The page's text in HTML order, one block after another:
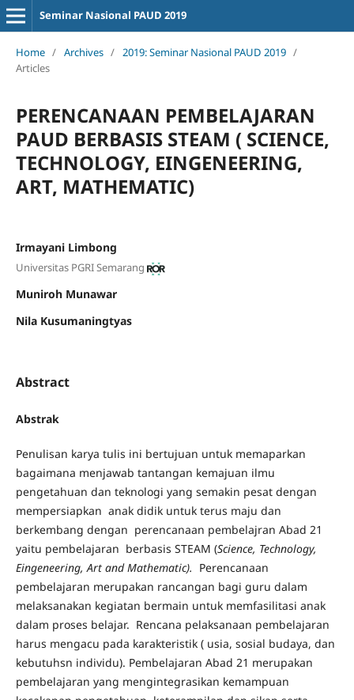
Seminar Nasional PAUD 2019
Home / Archives / 2019: Seminar Nasional PAUD 2019 /
Articles
PERENCANAAN PEMBELAJARAN
PAUD BERBASIS STEAM ( SCIENCE,
TECHNOLOGY, EINGENEERING,
ART, MATHEMATIC)
Irmayani Limbong
Universitas PGRI Semarang
Muniroh Munawar
Nila Kusumaningtyas
Abstract
Abstrak
Penulisan karya tulis ini bertujuan untuk memaparkan
bagaimana menjawab tantangan kemajuan ilmu
pengetahuan dan teknologi yang semakin pesat dengan
mempersiapkan anak didik untuk terus maju dan
berkembang dengan perencanaan pembelajran Abad 21
yaitu pembelajaran berbasis STEAM (Science, Technology,
Eingeneering, Art and Mathematic). Perencanaan
pembelajaran merupakan rancangan bagi guru dalam
melaksanakan kegiatan bermain untuk memfasilitasi anak
dalam proses belajar. Rencana pelaksanaan pembelajaran
harus mengacu pada karakteristik ( usia, sosial budaya, dan
kebutuhsn individu). Pembelajaran Abad 21 merupakan
pembelajaran yang mengintegrasikan kemampuan